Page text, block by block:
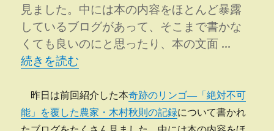
る
見ました。中には本の内容をほとんど暴露
しているブログがあって、そこまで書かな
くても良いのにと思ったり、本の文面 …
“ブログをバージョンアップ” の
続きを読む
昨日は前回紹介した本奇跡のリンゴ―「絶対不可
能」を覆した農家・木村秋則の記録について書かれ